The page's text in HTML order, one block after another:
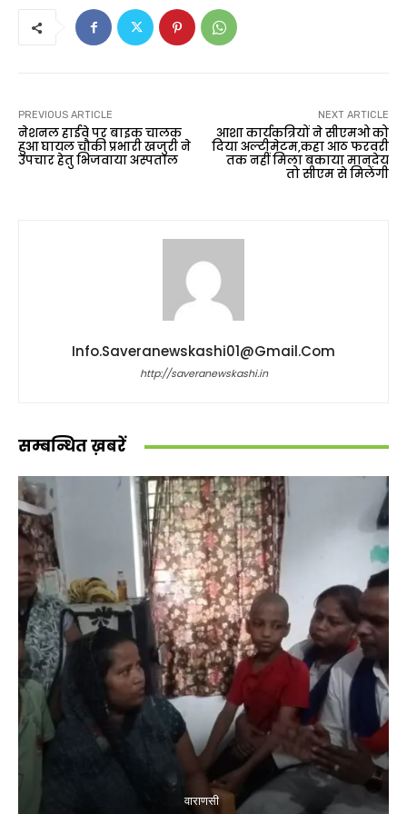
PREVIOUS ARTICLE
नेशनल हाईवे पर बाइक चालक
हुआ घायल चौकी प्रभारी खजुरी ने
उपचार हेतु भिजवाया अस्पताल
NEXT ARTICLE
आशा कार्यकत्रियों ने सीएमओ को
दिया अल्टीमेटम,कहा आठ फरवरी
तक नहीं मिला बकाया मानदेय
तो सीएम से मिलेंगी
Info.saveranewskashi01@gmail.com
http://saveranewskashi.in
सम्बन्धित ख़बरें
वाराणसी